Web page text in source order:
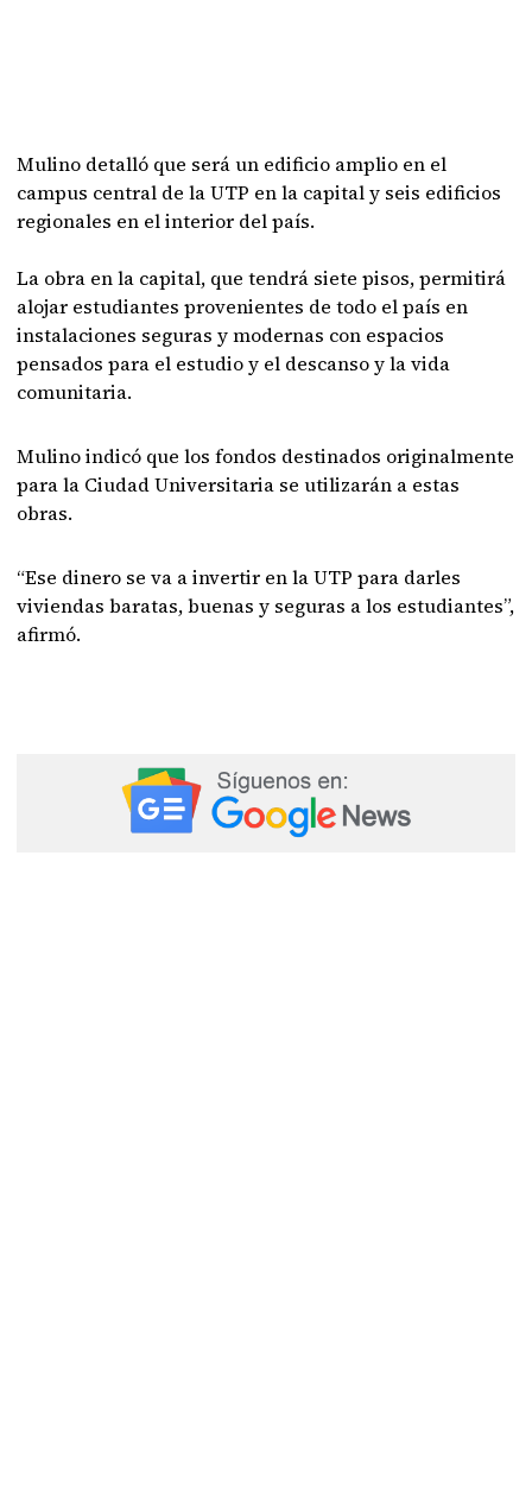
Mulino detalló que será un edificio amplio en el
campus central de la UTP en la capital y seis edificios
regionales en el interior del país.
La obra en la capital, que tendrá siete pisos, permitirá
alojar estudiantes provenientes de todo el país en
instalaciones seguras y modernas con espacios
pensados para el estudio y el descanso y la vida
comunitaria.
Mulino indicó que los fondos destinados originalmente
para la Ciudad Universitaria se utilizarán a estas
obras.
“Ese dinero se va a invertir en la UTP para darles
viviendas baratas, buenas y seguras a los estudiantes”,
afirmó.